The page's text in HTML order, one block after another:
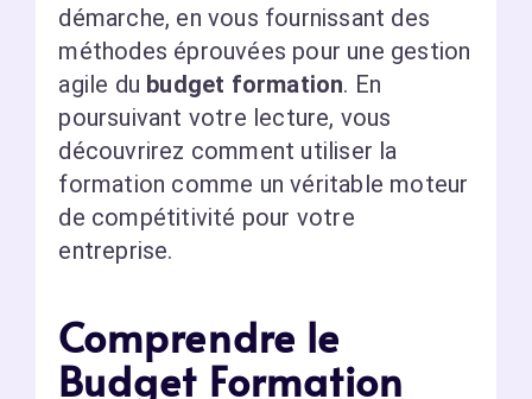
démarche, en vous fournissant des
méthodes éprouvées pour une gestion
agile du budget formation. En
poursuivant votre lecture, vous
découvrirez comment utiliser la
formation comme un véritable moteur
de compétitivité pour votre
entreprise.
Comprendre le
Budget Formation